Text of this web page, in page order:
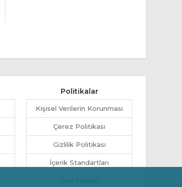
Politikalar
Kişisel Verilerin Korunması
Çerez Politikası
Gizlilik Politikası
İçerik Standartları